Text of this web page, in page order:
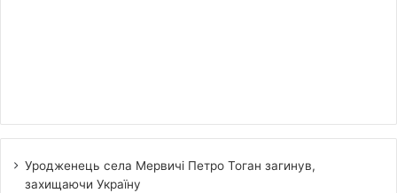
Уродженець села Мервичі Петро Тоган загинув,
захищаючи Україну